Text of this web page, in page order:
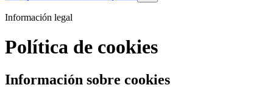
Información legal
Política de cookies
Información sobre cookies